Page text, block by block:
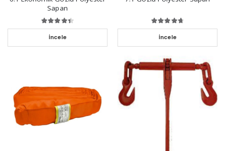
Sapan
İncele İncele